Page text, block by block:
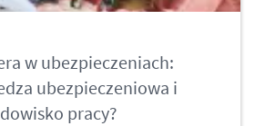
w ubezpieczeniach:
ubezpieczeniowa i
pracy?